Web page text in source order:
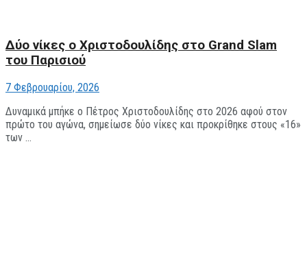
Δύο νίκες ο Χριστοδουλίδης στο Grand Slam
του Παρισιού
7 Φεβρουαρίου, 2026
Δυναμικά μπήκε ο Πέτρος Χριστοδουλίδης στο 2026 αφού στον
πρώτο του αγώνα, σημείωσε δύο νίκες και προκρίθηκε στους «16»
των ...